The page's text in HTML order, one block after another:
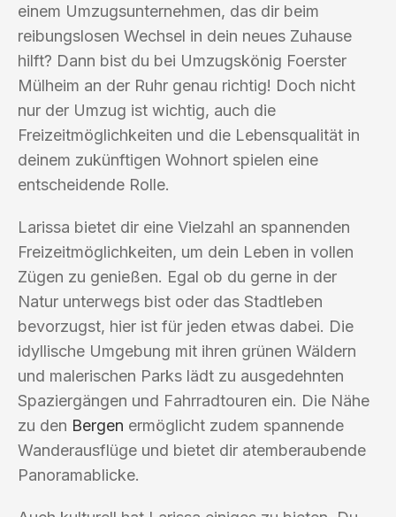
einem Umzugsunternehmen, das dir beim
reibungslosen Wechsel in dein neues Zuhause
hilft? Dann bist du bei Umzugskönig Foerster
Mülheim an der Ruhr genau richtig! Doch nicht
nur der Umzug ist wichtig, auch die
Freizeitmöglichkeiten und die Lebensqualität in
deinem zukünftigen Wohnort spielen eine
entscheidende Rolle.
Larissa bietet dir eine Vielzahl an spannenden
Freizeitmöglichkeiten, um dein Leben in vollen
Zügen zu genießen. Egal ob du gerne in der
Natur unterwegs bist oder das Stadtleben
bevorzugst, hier ist für jeden etwas dabei. Die
idyllische Umgebung mit ihren grünen Wäldern
und malerischen Parks lädt zu ausgedehnten
Spaziergängen und Fahrradtouren ein. Die Nähe
zu den Bergen ermöglicht zudem spannende
Wanderausflüge und bietet dir atemberaubende
Panoramablicke.